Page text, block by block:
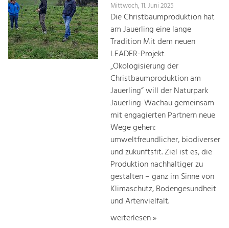
Mittwoch, 11. Juni 2025
Die Christbaumproduktion hat
am Jauerling eine lange
Tradition Mit dem neuen
LEADER-Projekt
„Ökologisierung der
Christbaumproduktion am
Jauerling“ will der Naturpark
Jauerling-Wachau gemeinsam
mit engagierten Partnern neue
Wege gehen:
umweltfreundlicher, biodiverser
und zukunftsfit. Ziel ist es, die
Produktion nachhaltiger zu
gestalten – ganz im Sinne von
Klimaschutz, Bodengesundheit
und Artenvielfalt.
weiterlesen »